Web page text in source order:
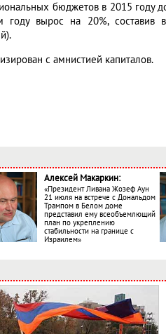
бюджетов в 2015 году
году вырос на 20%,
с амнистией капиталов.
Алексей Макаркин:
«Президент Ливана Жозеф Аун
21 июля на встрече с Дональдом
Трампом в Белом доме
представил ему всеобъемлющий
план по укреплению
стабильности на границе с
Израилем»